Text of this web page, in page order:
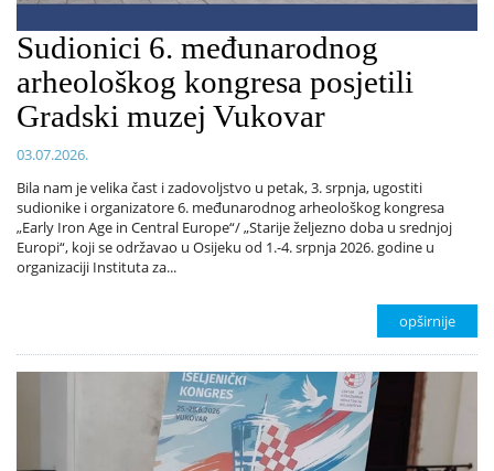
Sudionici 6. međunarodnog
arheološkog kongresa posjetili
Gradski muzej Vukovar
03.07.2026.
Bila nam je velika čast i zadovoljstvo u petak, 3. srpnja, ugostiti
sudionike i organizatore 6. međunarodnog arheološkog kongresa
„Early Iron Age in Central Europe“/ „Starije željezno doba u srednjoj
Europi“, koji se održavao u Osijeku od 1.-4. srpnja 2026. godine u
organizaciji Instituta za...
opširnije